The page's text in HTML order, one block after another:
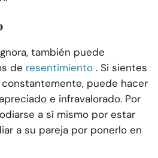
también puede
de resentimiento . Si sientes
puede hacer
e infravalorado. Por
a sí mismo por estar
a su pareja por ponerlo en